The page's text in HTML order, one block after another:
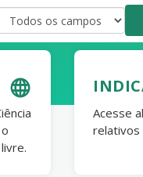
Acesse
relativos